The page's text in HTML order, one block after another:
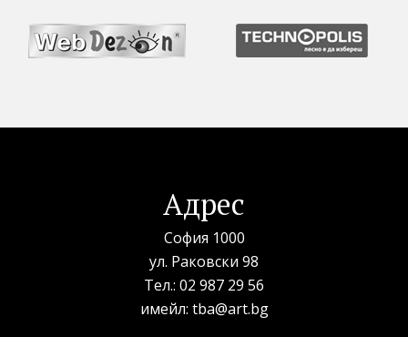
Адрес
София 1000
ул. Раковски 98
Тел.: 02 987 29 56
имейл: tba@art.bg